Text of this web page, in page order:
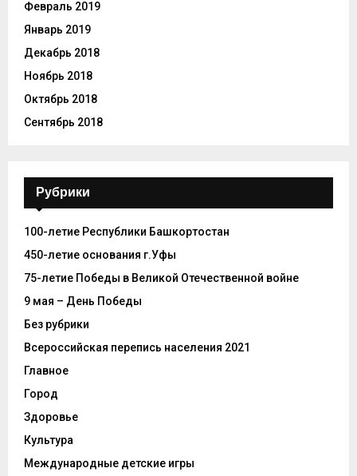
Февраль 2019
Январь 2019
Декабрь 2018
Ноябрь 2018
Октябрь 2018
Сентябрь 2018
Рубрики
100-летие Республики Башкортостан
450-летие основания г.Уфы
75-летие Победы в Великой Отечественной войне
9 мая – День Победы
Без рубрики
Всероссийская перепись населения 2021
Главное
Город
Здоровье
Культура
Международные детские игры